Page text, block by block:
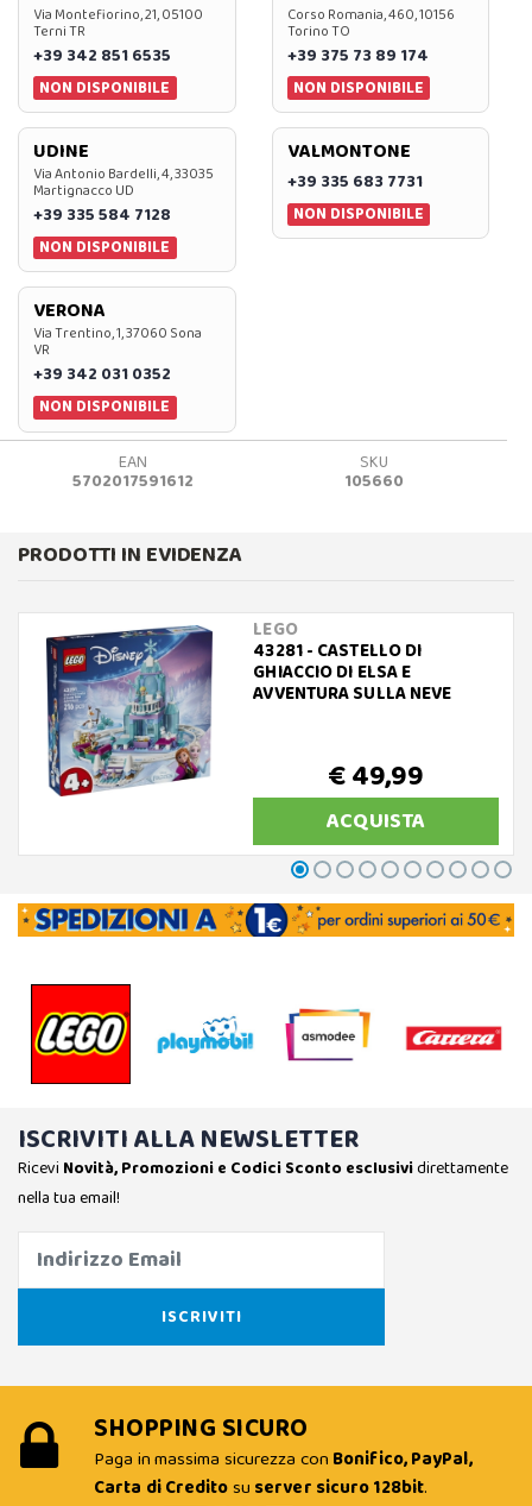
Via Montefiorino, 21, 05100
Terni TR
+39 342 851 6535
NON DISPONIBILE
Corso Romania, 460, 10156
Torino TO
+39 375 73 89 174
NON DISPONIBILE
UDINE
Via Antonio Bardelli, 4, 33035
Martignacco UD
+39 335 584 7128
NON DISPONIBILE
VALMONTONE
+39 335 683 7731
NON DISPONIBILE
VERONA
Via Trentino, 1, 37060 Sona
VR
+39 342 031 0352
NON DISPONIBILE
EAN
5702017591612
SKU
105660
PRODOTTI IN EVIDENZA
LEGO
43281 - CASTELLO DI
GHIACCIO DI ELSA E
AVVENTURA SULLA NEVE
€ 49,99
ACQUISTA
ISCRIVITI ALLA NEWSLETTER
Ricevi Novità, Promozioni e Codici Sconto esclusividirettamente
nella tua email!
SHOPPING SICURO
Paga in massima sicurezza con Bonifico, PayPal,
Carta di Creditosu server sicuro 128bit.